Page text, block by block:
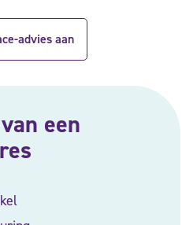
advies aan
een